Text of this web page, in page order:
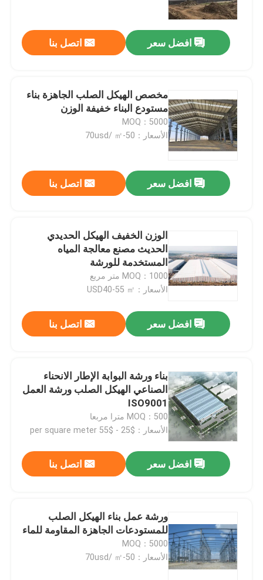
افضل سعر اتصل بنا
مخصص الهيكل الصلب الجاهزة بناء
مستودع البناء خفيفة الوزن
MOQ：5000
الأسعار：50-70usd/ ㎡
افضل سعر اتصل بنا
الوزن الخفيف الهيكل الحديدي
الحديث مصنع معالجة المياه
المستخدمة للورشة
MOQ：1000 متر مربع
الأسعار：USD40-55 ㎡
افضل سعر اتصل بنا
بناء ورشة البوابة الإطار الانحناء
الصناعي الهيكل الصلب ورشة العمل
ISO9001
MOQ：500 مترا مربعا
الأسعار：$25 - $55 per square meter
افضل سعر اتصل بنا
ورشة عمل بناء الهيكل الصلب
للمستودعات الجاهزة المقاومة للماء
MOQ：5000
الأسعار：50-70usd/ ㎡